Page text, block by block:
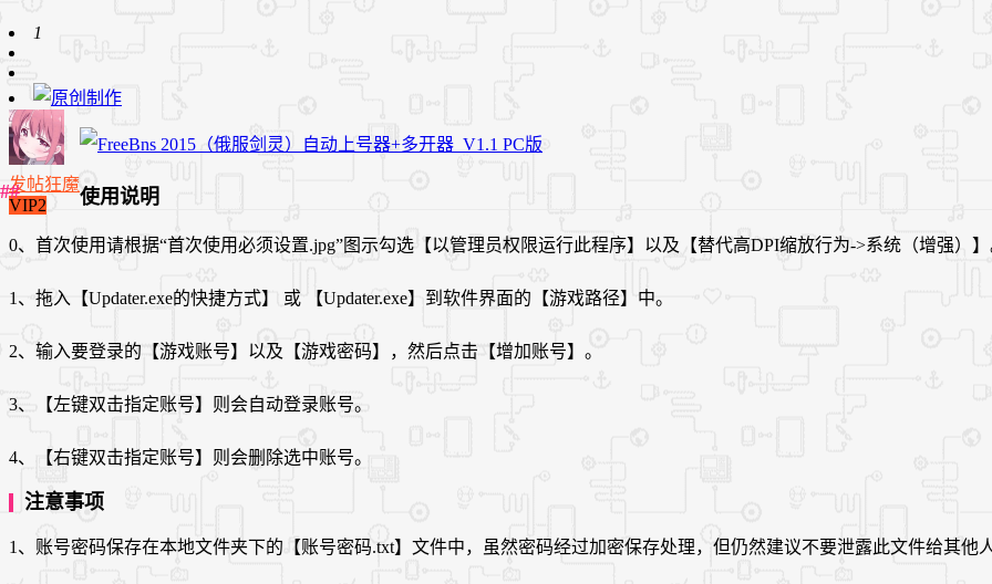
1
发帖狂魔
VIP2
使用说明
0、首次使用请根据“首次使用必须设置.jpg”图示勾选【以管理员权限运行此程序】以及【替代高DPI缩放行为->系统（增强）
1、拖入【Updater.exe的快捷方式】 或 【Updater.exe】到软件界面的【游戏路径】中。
2、输入要登录的【游戏账号】以及【游戏密码】，然后点击【增加账号】。
3、【左键双击指定账号】则会自动登录账号。
4、【右键双击指定账号】则会删除选中账号。
注意事项
1、账号密码保存在本地文件夹下的【账号密码.txt】文件中，虽然密码经过加密保存处理，但仍然建议不要泄露此文件给其他